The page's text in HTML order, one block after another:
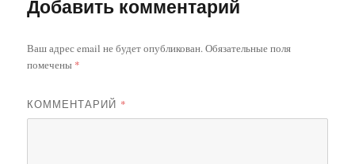
Добавить комментарий
Ваш адрес email не будет опубликован.Обязательные поля
помечены *
КОММЕНТАРИЙ *